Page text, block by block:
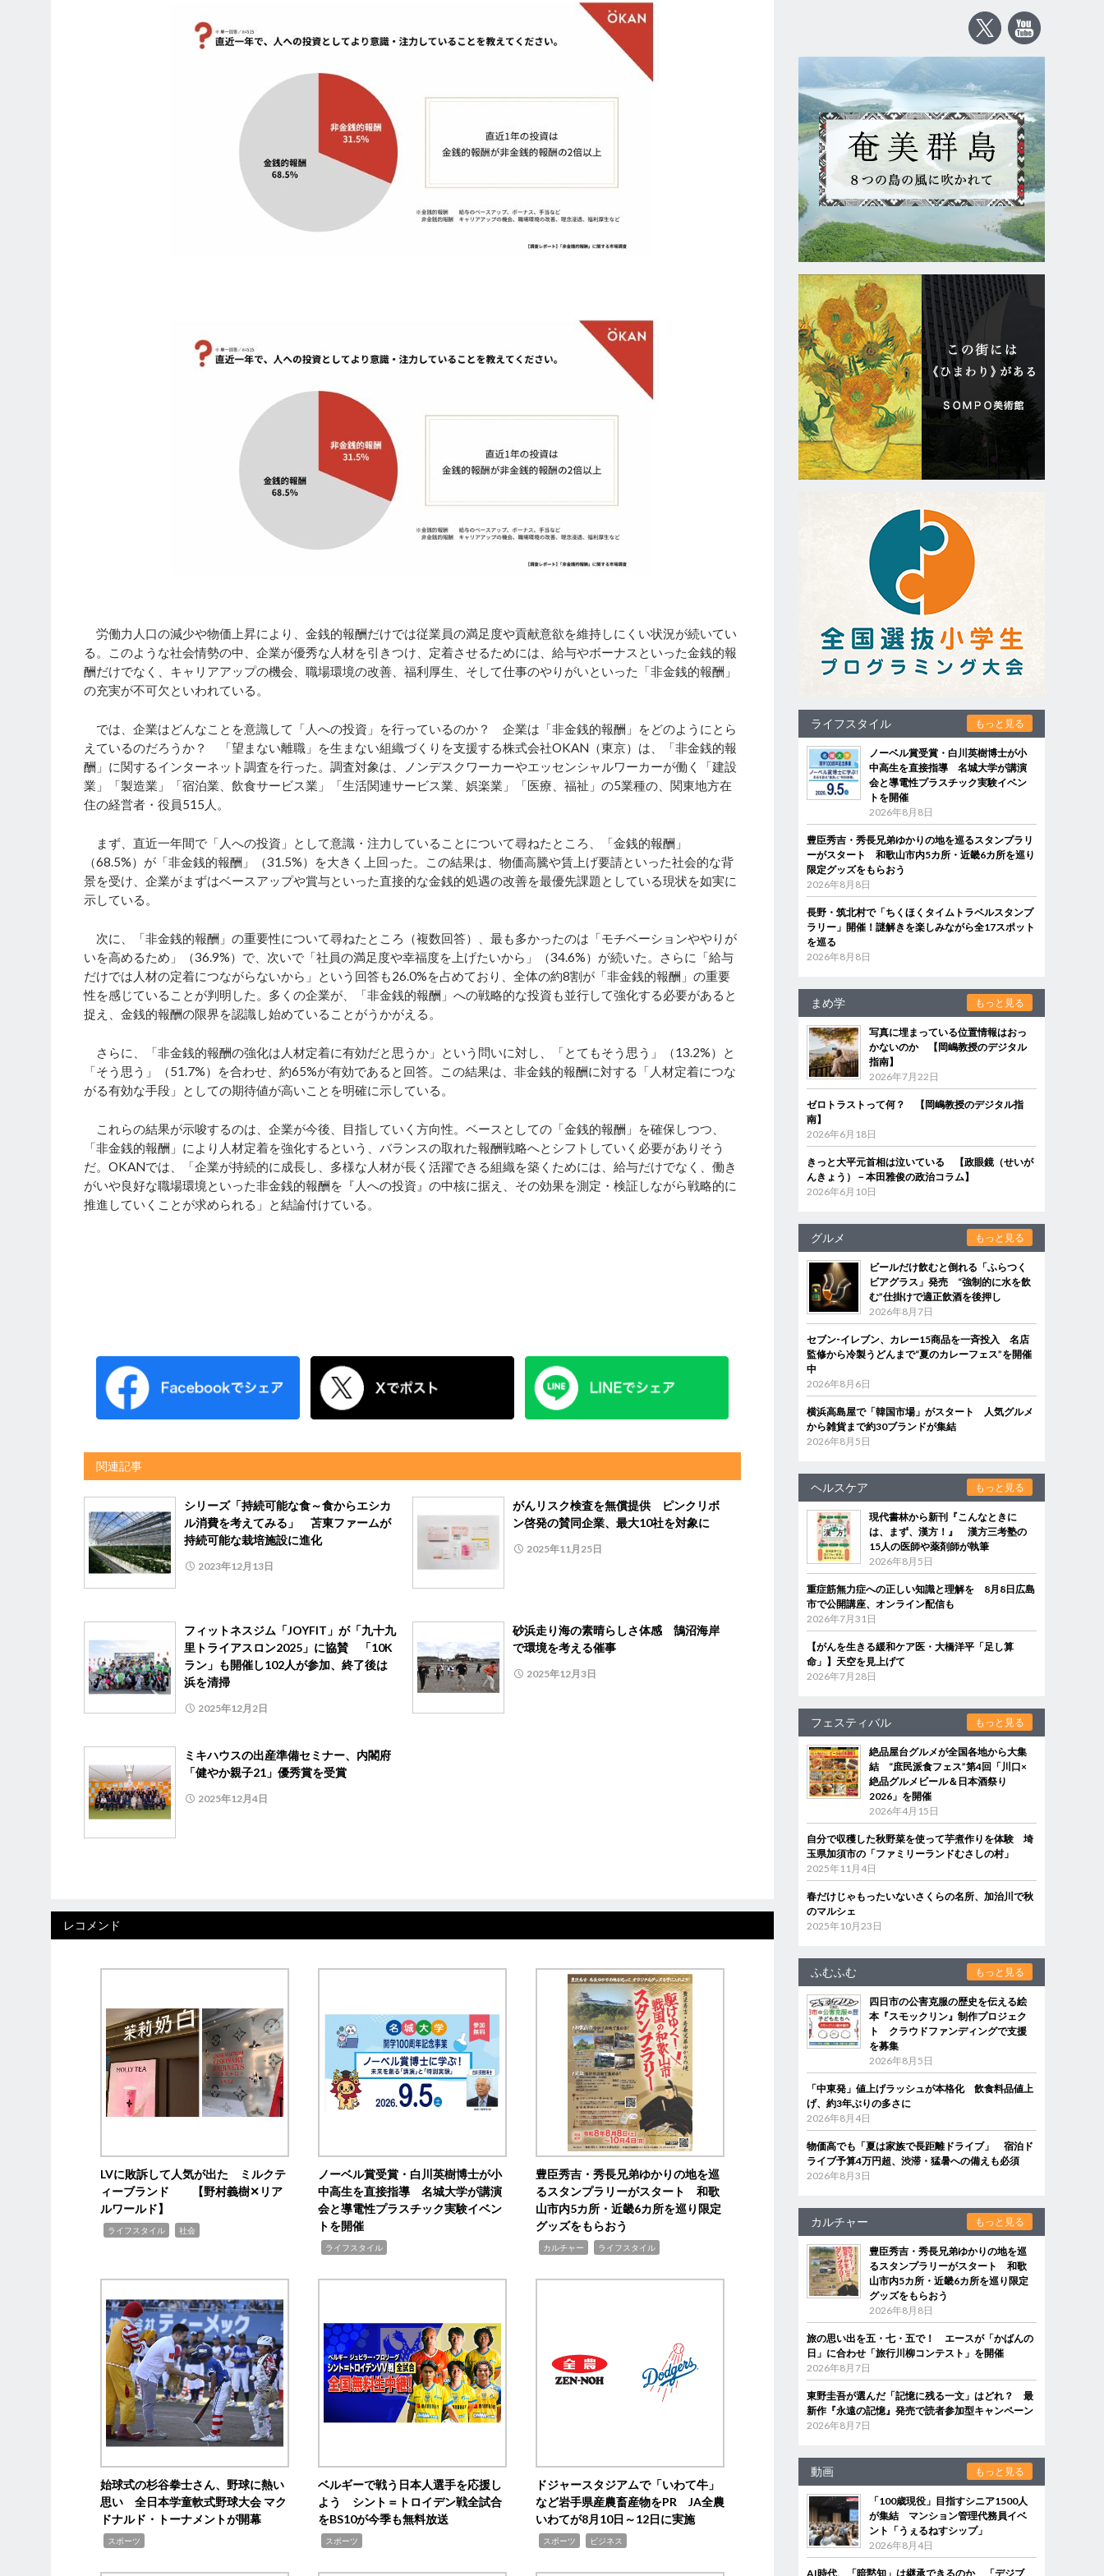
労働力人口の減少や物価上昇により、金銭的報酬だけでは従業員の満足度や貢献意欲を維持しにくい状況が続いてい
る。このような社会情勢の中、企業が優秀な人材を引きつけ、定着させるためには、給与やボーナスといった金銭的報
酬だけでなく、キャリアアップの機会、職場環境の改善、福利厚生、そして仕事のやりがいといった「非金銭的報酬」
の充実が不可欠といわれている。
では、企業はどんなことを意識して「人への投資」を行っているのか？ 企業は「非金銭的報酬」をどのようにとら
えているのだろうか？ 「望まない離職」を生まない組織づくりを支援する株式会社OKAN（東京）は、「非金銭的報
酬」に関するインターネット調査を行った。調査対象は、ノンデスクワーカーやエッセンシャルワーカーが働く「建設
業」「製造業」「宿泊業、飲食サービス業」「生活関連サービス業、娯楽業」「医療、福祉」の5業種の、関東地方在
住の経営者・役員515人。
まず、直近一年間で「人への投資」として意識・注力していることについて尋ねたところ、「金銭的報酬」
（68.5%）が「非金銭的報酬」（31.5%）を大きく上回った。この結果は、物価高騰や賃上げ要請といった社会的な背
景を受け、企業がまずはベースアップや賞与といった直接的な金銭的処遇の改善を最優先課題としている現状を如実に
示している。
次に、「非金銭的報酬」の重要性について尋ねたところ（複数回答）、最も多かったのは「モチベーションややりが
いを高めるため」（36.9%）で、次いで「社員の満足度や幸福度を上げたいから」（34.6%）が続いた。さらに「給与
だけでは人材の定着につながらないから」という回答も26.0%を占めており、全体の約8割が「非金銭的報酬」の重要
性を感じていることが判明した。多くの企業が、「非金銭的報酬」への戦略的な投資も並行して強化する必要があると
捉え、金銭的報酬の限界を認識し始めていることがうかがえる。
さらに、「非金銭的報酬の強化は人材定着に有効だと思うか」という問いに対し、「とてもそう思う」（13.2%）と
「そう思う」（51.7%）を合わせ、約65%が有効であると回答。この結果は、非金銭的報酬に対する「人材定着につな
がる有効な手段」としての期待値が高いことを明確に示している。
これらの結果が示唆するのは、企業が今後、目指していく方向性。ベースとしての「金銭的報酬」を確保しつつ、
「非金銭的報酬」により人材定着を強化するという、バランスの取れた報酬戦略へとシフトしていく必要がありそう
だ。OKANでは、「企業が持続的に成長し、多様な人材が長く活躍できる組織を築くためには、給与だけでなく、働き
がいや良好な職場環境といった非金銭的報酬を『人への投資』の中核に据え、その効果を測定・検証しながら戦略的に
推進していくことが求められる」と結論付けている。
関連記事
シリーズ「持続可能な食～食からエシカ
ル消費を考えてみる」 苫東ファームが
持続可能な栽培施設に進化
2023年12月13日
がんリスク検査を無償提供 ピンクリボ
ン啓発の賛同企業、最大10社を対象に
2025年11月25日
フィットネスジム「JOYFIT」が「九十九
里トライアスロン2025」に協賛 「10K
ラン」も開催し102人が参加、終了後は
浜を清掃
2025年12月2日
砂浜走り海の素晴らしさ体感 鵠沼海岸
で環境を考える催事
2025年12月3日
ミキハウスの出産準備セミナー、内閣府
「健やか親子21」優秀賞を受賞
2025年12月4日
レコメンド
LVに敗訴して人気が出た ミルクテ
ィーブランド 【野村義樹✕リア
ルワールド】
ライフスタイル 社会
ノーベル賞受賞・白川英樹博士が小
中高生を直接指導 名城大学が講演
会と導電性プラスチック実験イベン
トを開催
ライフスタイル
豊臣秀吉・秀長兄弟ゆかりの地を巡
るスタンプラリーがスタート 和歌
山市内5カ所・近畿6カ所を巡り限定
グッズをもらおう
カルチャー ライフスタイル
始球式の杉谷拳士さん、野球に熱い
思い 全日本学童軟式野球大会 マク
ドナルド・トーナメントが開幕
スポーツ
ベルギーで戦う日本人選手を応援し
よう シント＝トロイデン戦全試合
をBS10が今季も無料放送
スポーツ
ドジャースタジアムで「いわて牛」
など岩手県産農畜産物をPR JA全農
いわてが8月10日～12日に実施
スポーツ ビジネス
ライフスタイル もっと見る
ノーベル賞受賞・白川英樹博士が小
中高生を直接指導 名城大学が講演
会と導電性プラスチック実験イベン
トを開催
2026年8月8日
豊臣秀吉・秀長兄弟ゆかりの地を巡るスタンプラリ
ーがスタート 和歌山市内5カ所・近畿6カ所を巡り
限定グッズをもらおう
2026年8月8日
長野・筑北村で「ちくほくタイムトラベルスタンプ
ラリー」開催！謎解きを楽しみながら全17スポット
を巡る
2026年8月8日
まめ学 もっと見る
写真に埋まっている位置情報はおっ
かないのか 【岡嶋教授のデジタル
指南】
2026年7月22日
ゼロトラストって何？ 【岡嶋教授のデジタル指
南】
2026年6月18日
きっと大平元首相は泣いている 【政眼鏡（せいが
んきょう）－本田雅俊の政治コラム】
2026年6月10日
グルメ もっと見る
ビールだけ飲むと倒れる「ふらつく
ビアグラス」発売 “強制的に水を飲
む”仕掛けで適正飲酒を後押し
2026年8月7日
セブン‐イレブン、カレー15商品を一斉投入 名店
監修から冷製うどんまで“夏のカレーフェス”を開催
中
2026年8月6日
横浜高島屋で「韓国市場」がスタート 人気グルメ
から雑貨まで約30ブランドが集結
2026年8月5日
ヘルスケア もっと見る
現代書林から新刊『こんなときに
は、まず、漢方！』 漢方三考塾の
15人の医師や薬剤師が執筆
2026年8月5日
重症筋無力症への正しい知識と理解を 8月8日広島
市で公開講座、オンライン配信も
2026年7月31日
【がんを生きる緩和ケア医・大橋洋平「足し算
命」】天空を見上げて
2026年7月28日
フェスティバル もっと見る
絶品屋台グルメが全国各地から大集
結 “庶民派食フェス”第4回「川口×
絶品グルメビール＆日本酒祭り
2026」を開催
2026年4月15日
自分で収穫した秋野菜を使って芋煮作りを体験 埼
玉県加須市の「ファミリーランドむさしの村」
2025年11月4日
春だけじゃもったいないさくらの名所、加治川で秋
のマルシェ
2025年10月23日
ふむふむ もっと見る
四日市の公害克服の歴史を伝える絵
本『スモックリン』制作プロジェク
ト クラウドファンディングで支援
を募集
2026年8月5日
「中東発」値上げラッシュが本格化 飲食料品値上
げ、約3年ぶりの多さに
2026年8月4日
物価高でも「夏は家族で長距離ドライブ」 宿泊ド
ライブ予算4万円超、渋滞・猛暑への備えも必須
2026年8月3日
カルチャー もっと見る
豊臣秀吉・秀長兄弟ゆかりの地を巡
るスタンプラリーがスタート 和歌
山市内5カ所・近畿6カ所を巡り限定
グッズをもらおう
2026年8月8日
旅の思い出を五・七・五で！ エースが「かばんの
日」に合わせ「旅行川柳コンテスト」を開催
2026年8月7日
東野圭吾が選んだ「記憶に残る一文」はどれ？ 最
新作『永遠の記憶』発売で読者参加型キャンペーン
2026年8月7日
動画 もっと見る
「100歳現役」目指すシニア1500人
が集結 マンション管理代務員イベ
ント「うぇるねすシップ」
2026年8月4日
AI時代、「暗黙知」は継承できるのか 「デジブ